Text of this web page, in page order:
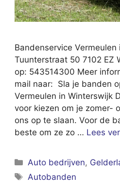
Bandenservice
Tuunterstraat 50 7102 EZ
op: 543514300 Meer
mail naar: Sla je banden
Vermeulen in Winterswijk
voor kiezen om je zomer-
ons op te slaan. Voor de
beste om ze zo … Lees
Categorieën
Auto bedrijven,
Tags
Autobanden